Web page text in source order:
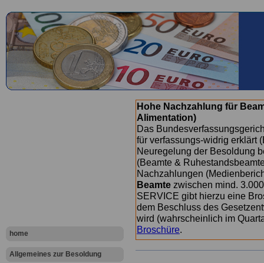
home
Allgemeines zur Besoldung
Hohe Nachzahlung für
Alimentation)
Das
für verfassungs-widrig erklärt
Neuregelung der Besoldung
(Beamte &
Nachzahlungen
Beamte zwischen mind.
SERVICE gibt hierzu eine
dem Beschluss des
wird (wahrscheinlich im
Broschüre.